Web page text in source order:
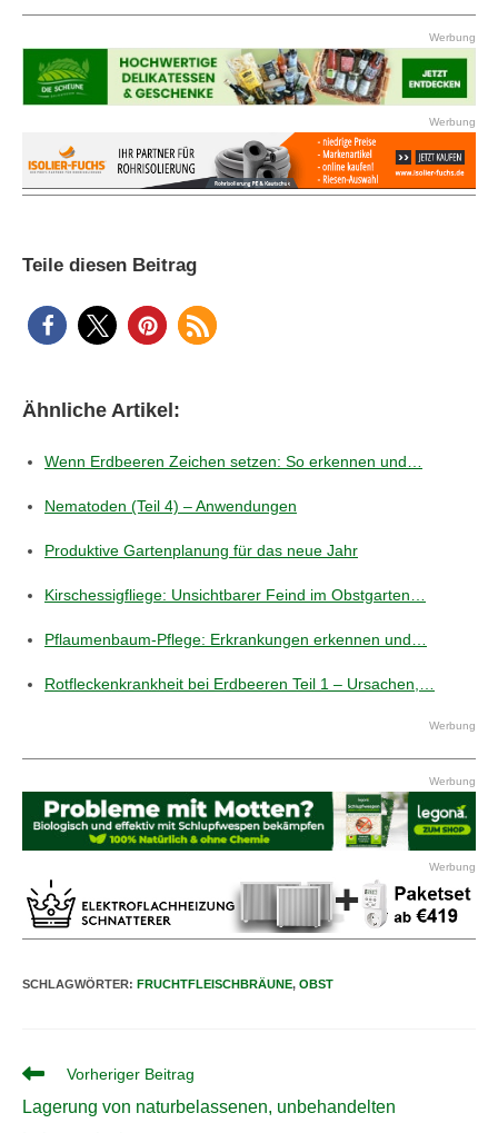
Werbung
Werbung
Teile diesen Beitrag
Ähnliche Artikel:
Wenn Erdbeeren Zeichen setzen: So erkennen und…
Nematoden (Teil 4) – Anwendungen
Produktive Gartenplanung für das neue Jahr
Kirschessigfliege: Unsichtbarer Feind im Obstgarten…
Pflaumenbaum-Pflege: Erkrankungen erkennen und…
Rotfleckenkrankheit bei Erdbeeren Teil 1 – Ursachen,…
Werbung
Werbung
Werbung
SCHLAGWÖRTER: FRUCHTFLEISCHBRÄUNE, OBST
Weitere
ansehen
Vorheriger Beitrag
Lagerung von naturbelassenen, unbehandelten